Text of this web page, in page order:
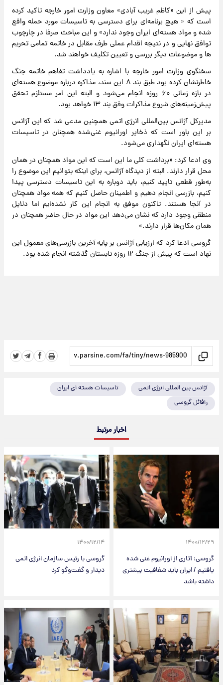
پیش از این «کاظم غریب آبادی» معاون وزارت امور خارجه تاکید کرده
است که « هیچ برنامه‌ای برای دسترسی به تاسیسات مورد حمله واقع
شده و مواد هسته‌ای ایران وجود ندارد» و این مباحث صرفا در چارچوب
توافق نهایی و در نتیجه اقدام عملی طرف مقابل در خاتمه تمامی تحریم
ها و موضوعات دیگر بررسی و تعیین تکلیف خواهند شد.
سخنگوی وزارت امور خارجه با اشاره به یادداشت تفاهم خاتمه جنگ
خاطرنشان کرده بود طبق بند ۸ این سند، مذاکره درباره موضوع هسته‌ای
در بازه زمانی ۶۰ روزه انجام می‌شود و البته این امر مستلزم تحقق
پیش‌زمینه‌های شروع مذاکرات وفق بند ۱۳ خواهد بود.
مدیرکل آژانس بین‌المللی انرژی اتمی همچنین مدعی شد که این آژانس
بر این باور است که ذخایر اورانیوم غنی‌شده همچنان در تاسیسات
هسته‌ای ایران نگهداری می‌شود.
وی ادعا کرد: «برداشت کلی ما این است که این مواد همچنان در همان
محل قرار دارند. البته از دیدگاه آژانس، برای اینکه بتوانیم این موضوع را
به‌طور قطعی تایید کنیم، باید دوباره به این تاسیسات دسترسی پیدا
کنیم، بازرسی انجام دهیم و اطمینان حاصل کنیم که همه مواد همچنان
در آنجا هستند. تاکنون موفق به انجام این کار نشده‌ایم اما دلایل
منطقی وجود دارد که نشان می‌دهد این مواد در حال حاضر همچنان در
همان مکان‌ها قرار دارند.»
گروسی ادعا کرد که ارزیابی آژانس بر پایه آخرین بازرسی‌های معمول این
نهاد است که پیش از جنگ ۱۲ روزه تابستان گذشته انجام شده بود.
آژانس بین المللی انرژی اتمی
تاسیسات هسته ای ایران
رافائل گروسی
اخبار مرتبط
۱۴۰۰/۱۲/۲۹
گروسی: آثاری از اورانیوم غنی شده
یافتیم / ایران باید شفافیت بیشتری
داشته باشد
۱۴۰۰/۱۲/۱۴
گروسی با رئیس سازمان انرژی اتمی
دیدار و گفت‌وگو کرد